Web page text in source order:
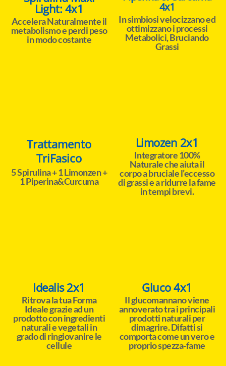
Light: 4x1
Accelera Naturalmente il
metabolismo e perdi peso
in modo costante
4x1
In simbiosi velocizzano ed
ottimizzano i processi
Metabolici, Bruciando
Grassi
Trattamento
TriFasico
5 Spirulina + 1 Limonzen +
1 Piperina&Curcuma
Limozen 2x1
Integratore 100%
Naturale che aiuta il
corpo a bruciale l’eccesso
di grassi e a ridurre la fame
in tempi brevi.
Idealis 2x1
Ritrova la tua Forma
Ideale grazie ad un
prodotto con ingredienti
naturali e vegetali in
grado di ringiovanire le
cellule
Gluco 4x1
Il glucomannano viene
annoverato tra i principali
prodotti naturali per
dimagrire. Difatti si
comporta come un vero e
proprio spezza-fame